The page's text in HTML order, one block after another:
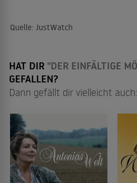
Quelle: JustWatch
HAT DIR "DER EINFÄLTIGE
GEFALLEN?
Dann gefällt dir vielleicht auch: